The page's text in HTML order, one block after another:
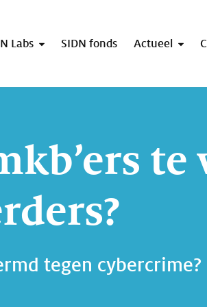
Labs SIDN fonds Actueel
te
tegen cybercrime?